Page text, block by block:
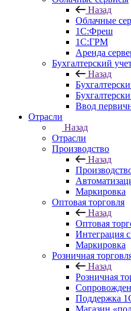
Назад
Облачные
1С:Фреш
1С:ГРМ
Аренда
Бухгалтерский
Назад
Ввод
Отрасли
Назад
Отрасли
Производство
Назад
Маркировка
Оптовая торговля
Назад
Оптовая
Интеграция
Маркировка
Розничная
Назад
Розничная
Поддержка
Магазин